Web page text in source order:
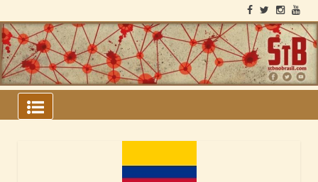
to
content
ARQUIVOS DO BLOCO
SOVIÉTICO